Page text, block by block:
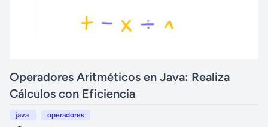
Operadores Aritméticos en Java: Realiza
Cálculos con Eficiencia
java operadores